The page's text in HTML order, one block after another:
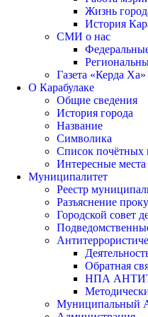
Жизнь
История
СМИ о нас
Газета «Керда Ха»
О Карабулаке
Общие сведения
История города
Название
Символика
Список почётных
Интересные места
Муниципалитет
Реестр
Разъяснение
Городской совет
Обратная
НПА
Муниципальный